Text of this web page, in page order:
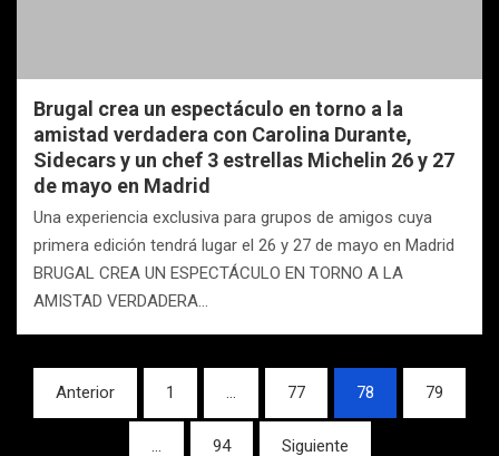
Brugal crea un espectáculo en torno a la
amistad verdadera con Carolina Durante,
Sidecars y un chef 3 estrellas Michelin 26 y 27
de mayo en Madrid
Una experiencia exclusiva para grupos de amigos cuya
primera edición tendrá lugar el 26 y 27 de mayo en Madrid
BRUGAL CREA UN ESPECTÁCULO EN TORNO A LA
AMISTAD VERDADERA…
Navegación
de
Anterior 1 … 77 78 79
… 94 Siguiente